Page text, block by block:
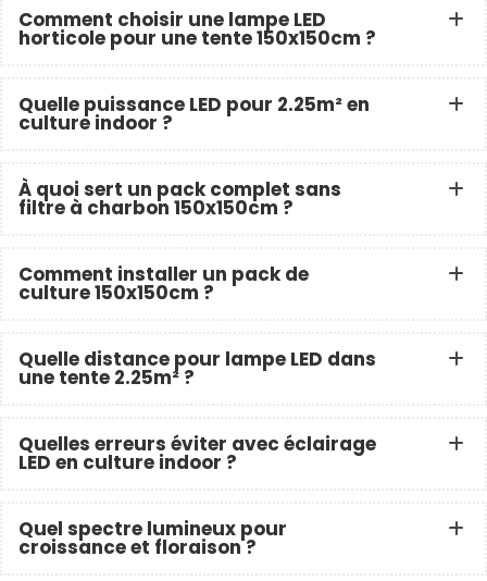
Comment choisir une lampe LED
horticole pour une tente 150x150cm ?
Quelle puissance LED pour 2.25m² en
culture indoor ?
À quoi sert un pack complet sans
filtre à charbon 150x150cm ?
Comment installer un pack de
culture 150x150cm ?
Quelle distance pour lampe LED dans
une tente 2.25m² ?
Quelles erreurs éviter avec éclairage
LED en culture indoor ?
Quel spectre lumineux pour
croissance et floraison ?